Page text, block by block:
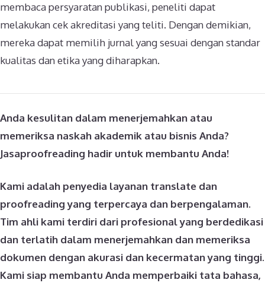
membaca persyaratan publikasi, peneliti dapat
melakukan cek akreditasi yang teliti. Dengan demikian,
mereka dapat memilih jurnal yang sesuai dengan standar
kualitas dan etika yang diharapkan.
Anda kesulitan dalam menerjemahkan atau
memeriksa naskah akademik atau bisnis Anda?
Jasaproofreading hadir untuk membantu Anda!
Kami adalah penyedia layanan translate dan
proofreading yang terpercaya dan berpengalaman.
Tim ahli kami terdiri dari profesional yang berdedikasi
dan terlatih dalam menerjemahkan dan memeriksa
dokumen dengan akurasi dan kecermatan yang tinggi.
Kami siap membantu Anda memperbaiki tata bahasa,